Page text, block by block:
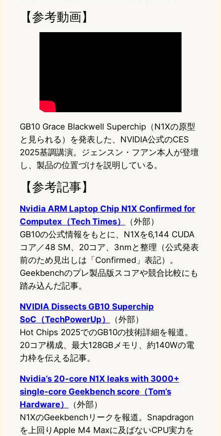
【参考動画】
GB10 Grace Blackwell Superchip（N1Xの原型
と見られる）を発表した、NVIDIA公式のCES
2025基調講演。ジェンスン・フアン本人が登壇
し、製品の位置づけを説明している。
【参考記事】
Nvidia ARM Laptop Chip N1X Confirmed for
Computex（Tech Times）
（外部）
GB10の公式情報をもとに、N1Xを6,144 CUDA
コア／48 SM、20コア、3nmと整理（公式発表
前のため見出しは「Confirmed」表記）。
Geekbenchのプレ製品版スコアや競合比較にも
踏み込んだ記事。
NVIDIA Dissects GB10 Superchip
SoC（TechPowerUp）
（外部）
Hot Chips 2025でのGB10の技術詳細を報道。
20コア構成、最大128GBメモリ、約140Wの電
力枠を伝える記事。
Nvidia’s 20-core N1X leaks with 3000+
single-core Geekbench score（Tom’s
Hardware）
（外部）
N1XのGeekbenchリークを報道。Snapdragon
を上回りApple M4 Maxに及ばないCPU実力を